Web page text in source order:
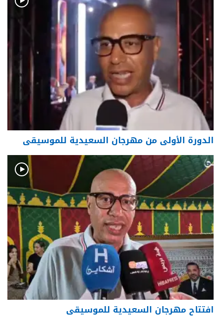
الدورة الأولى من مهرجان السعيدية للموسيقى
افتتاح مهرجان السعيدية للموسيقى